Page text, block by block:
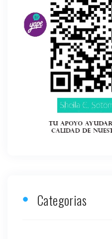
Categorias